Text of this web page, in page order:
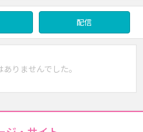
配信
りませんでした。